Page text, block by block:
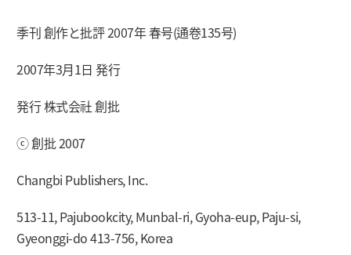
季刊 創作と批評 2007年 春号(通卷135号)
2007年3月1日 発行
発行 株式会社 創批
ⓒ 創批 2007
Changbi Publishers, Inc.
513-11, Pajubookcity, Munbal-ri, Gyoha-eup, Paju-si,
Gyeonggi-do 413-756, Korea